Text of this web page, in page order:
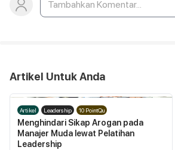
Artikel Untuk Anda
Artikel Leadership 10 PointQu
Menghindari Sikap Arogan pada
Manajer Muda lewat Pelatihan
Leadership